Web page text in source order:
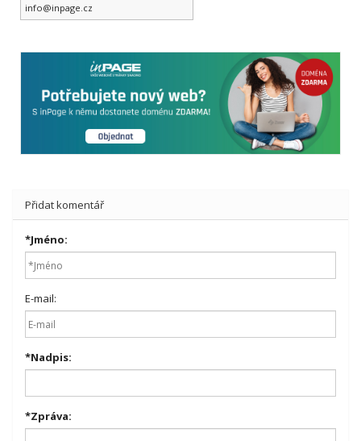
info@inpage.cz
Přidat komentář
*Jméno:
E-mail:
*Nadpis:
*Zpráva: